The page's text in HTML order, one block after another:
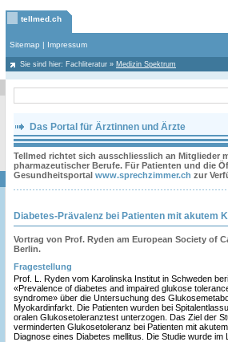
tellmed.ch
Sitemap | Impressum
Sie sind hier: Fachliteratur » Medizin Spektrum
Das Portal für Ärztinnen und Ärzte
Tellmed richtet sich ausschliesslich an Mitglieder
pharmazeutischer Berufe. Für Patienten und die
Gesundheitsportal www.sprechzimmer.ch zur
Diabetes-Prävalenz bei Patienten mit akutem
Vortrag von Prof. Ryden am European Society of
Berlin.
Fragestellung
Prof. L. Ryden vom Karolinska Institut in Schweden
«Prevalence of diabetes and impaired glukose
syndrome» über die Untersuchung des
Myokardinfarkt. Die Patienten wurden bei
oralen Glukosetoleranztest unterzogen. Das Ziel der
verminderten Glukosetoleranz bei Patienten mit
Diagnose eines Diabetes mellitus. Die Studie wurde im